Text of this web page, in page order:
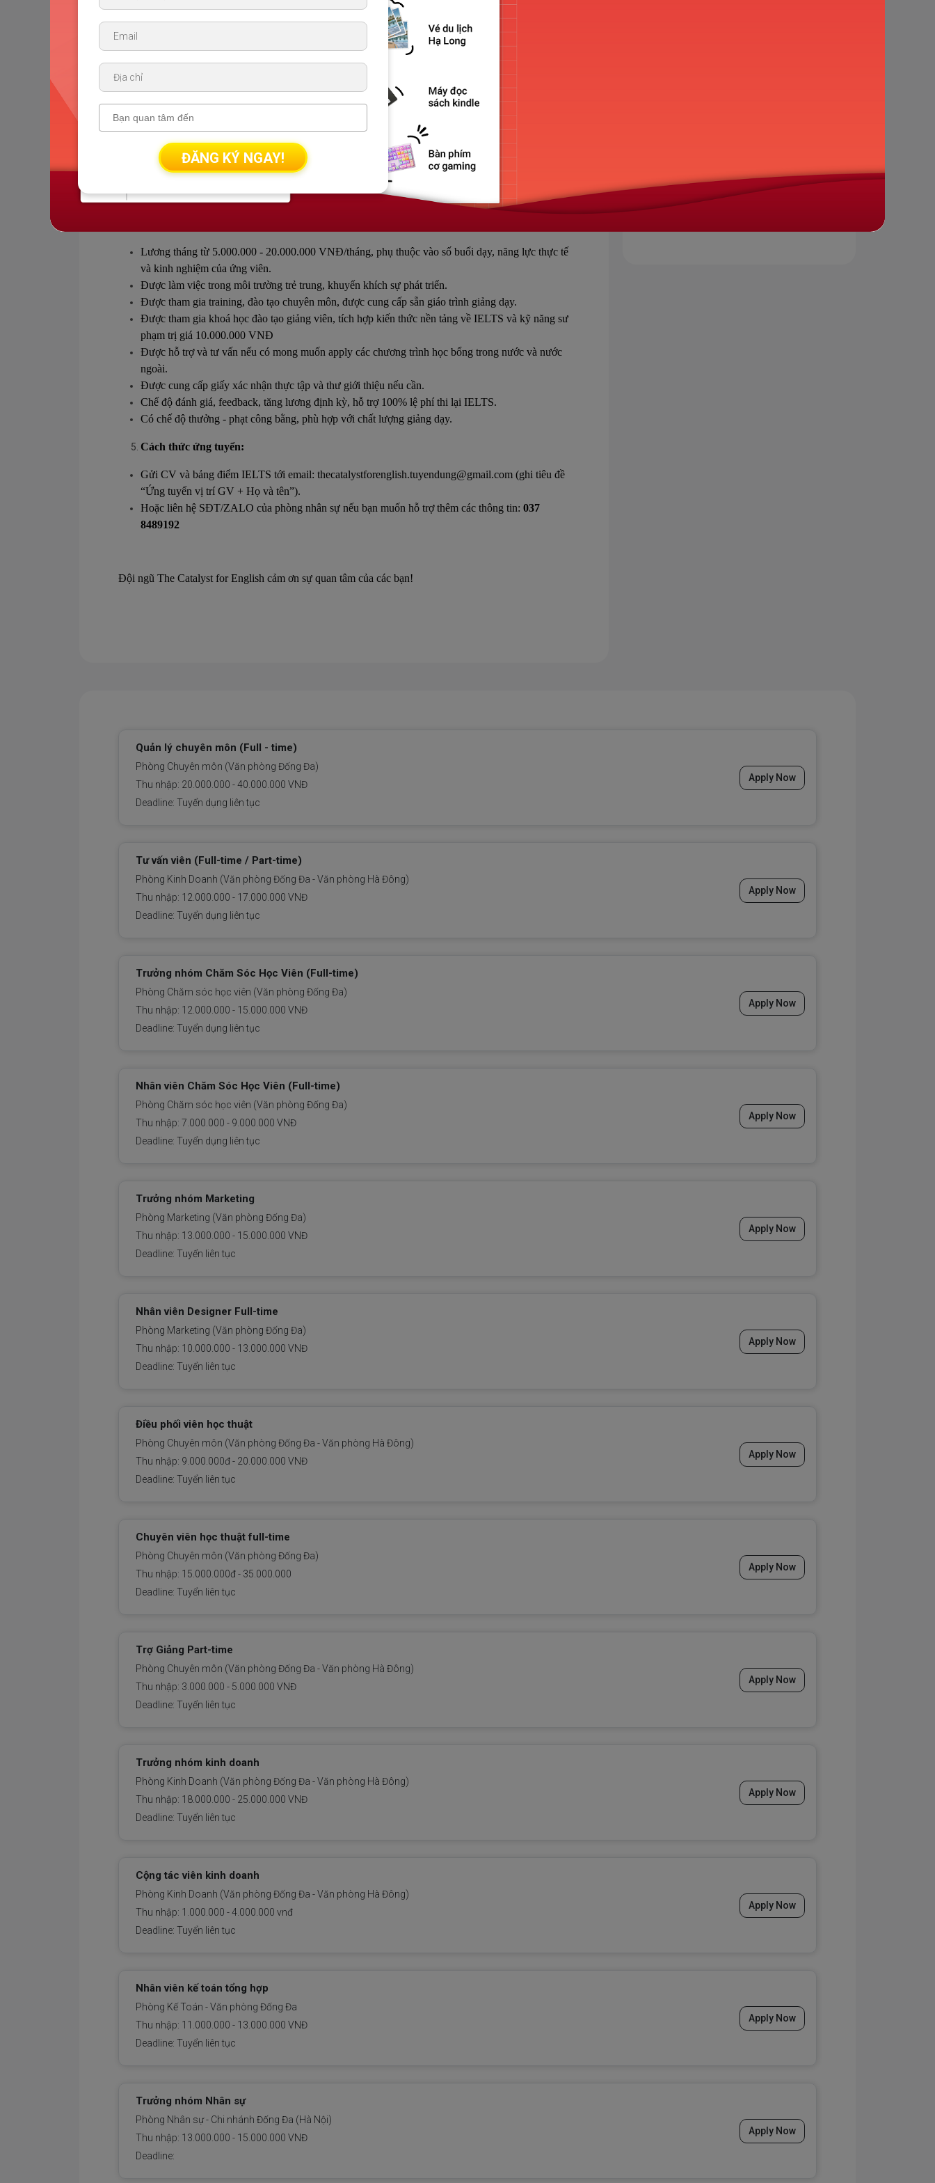
Tham gia giảng dạy các dòng lớp online/ offline tối thiểu 3 buổi/tuần.
Trực phòng tự học online và giải đáp các thắc mắc, khó khăn và chữa bài cho học viên, lịch linh
Tham gia các hoạt động phát triển chuyên môn khác: họp chuyên môn, training chuyên môn,
chấm bài cho học viên, xây dựng tài liệu …
Yêu cầu:
Có đam mê giảng dạy, có tinh thần cầu tiến và tính trách nhiệm. Có kinh nghiệm giảng dạy là 1
lợi thế, không có kinh nghiệm có thể được đào tạo.
Có bằngIELTS overall >= 8.0và đã có kinh nghiệm giảng dạy. Không kỹ năng nào dưới 6.5.
Cam kết gắn bó ít nhất 1 năm
Lương tháng từ 5.000.000 - 20.000.000 VNĐ/tháng, phụ thuộc vào số buổi dạy, năng lực thực tế
và kinh nghiệm của ứng viên.
Được làm việc trong môi trường trẻ trung, khuyến khích sự phát triển.
Được tham gia training, đào tạo chuyên môn, được cung cấp sẵn giáo trình giảng dạy.
Được tham gia khoá học đào tạo giảng viên, tích hợp kiến thức nền tảng về IELTS và kỹ năng sư
phạm trị giá 10.000.000 VNĐ
Được hỗ trợ và tư vấn nếu có mong muốn apply các chương trình học bổng trong nước và nước
ngoài.
Được cung cấp giấy xác nhận thực tập và thư giới thiệu nếu cần.
Chế độ đánh giá, feedback, tăng lương định kỳ, hỗ trợ 100% lệ phí thi lại IELTS.
Có chế độ thưởng - phạt công bằng, phù hợp với chất lượng giảng dạy.
Cách thức ứng tuyển:
Gửi CV và bảng điểm IELTS tới email: thecatalystforenglish.tuyendung@gmail.com (ghi tiêu đề
“Ứng tuyển vị trí GV + Họ và tên”).
Hoặc liên hệ SĐT/ZALO của phòng nhân sự nếu bạn muốn hỗ trợ thêm các thông tin: 037
8489192
Đội ngũ The Catalyst for English cảm ơn sự quan tâm của các bạn!
Tư vấn nhanh (8h00 - 19h00)
TCE Helper
Quản lý chuyên môn (Full - time)
Phòng Chuyên môn (Văn phòng Đống Đa)
Thu nhập: 20.000.000 - 40.000.000 VNĐ
Deadline: Tuyển dụng liên tục
Apply Now
Tư vấn viên (Full-time / Part-time)
Phòng Kinh Doanh (Văn phòng Đống Đa - Văn phòng Hà Đông)
Thu nhập: 12.000.000 - 17.000.000 VNĐ
Deadline: Tuyển dụng liên tục
Apply Now
Trưởng nhóm Chăm Sóc Học Viên (Full-time)
Phòng Chăm sóc học viên (Văn phòng Đống Đa)
Thu nhập: 12.000.000 - 15.000.000 VNĐ
Deadline: Tuyển dụng liên tục
Apply Now
Nhân viên Chăm Sóc Học Viên (Full-time)
Phòng Chăm sóc học viên (Văn phòng Đống Đa)
Thu nhập: 7.000.000 - 9.000.000 VNĐ
Deadline: Tuyển dụng liên tục
Apply Now
Trưởng nhóm Marketing
Phòng Marketing (Văn phòng Đống Đa)
Thu nhập: 13.000.000 - 15.000.000 VNĐ
Deadline: Tuyển liên tục
Apply Now
Nhân viên Designer Full-time
Phòng Marketing (Văn phòng Đống Đa)
Thu nhập: 10.000.000 - 13.000.000 VNĐ
Deadline: Tuyển liên tục
Apply Now
Điều phối viên học thuật
Phòng Chuyên môn (Văn phòng Đống Đa - Văn phòng Hà Đông)
Thu nhập: 9.000.000đ - 20.000.000 VNĐ
Deadline: Tuyển liên tục
Apply Now
Chuyên viên học thuật full-time
Phòng Chuyên môn (Văn phòng Đống Đa)
Thu nhập: 15.000.000đ - 35.000.000
Deadline: Tuyển liên tục
Apply Now
Trợ Giảng Part-time
Phòng Chuyên môn (Văn phòng Đống Đa - Văn phòng Hà Đông)
Thu nhập: 3.000.000 - 5.000.000 VNĐ
Deadline: Tuyển liên tục
Apply Now
Trưởng nhóm kinh doanh
Phòng Kinh Doanh (Văn phòng Đống Đa - Văn phòng Hà Đông)
Thu nhập: 18.000.000 - 25.000.000 VNĐ
Deadline: Tuyển liên tục
Apply Now
Cộng tác viên kinh doanh
Phòng Kinh Doanh (Văn phòng Đống Đa - Văn phòng Hà Đông)
Thu nhập: 1.000.000 - 4.000.000 vnđ
Deadline: Tuyển liên tục
Apply Now
Nhân viên kế toán tổng hợp
Phòng Kế Toán - Văn phòng Đống Đa
Thu nhập: 11.000.000 - 13.000.000 VNĐ
Deadline: Tuyển liên tục
Apply Now
Trưởng nhóm Nhân sự
Phòng Nhân sự - Chi nhánh Đống Đa (Hà Nội)
Thu nhập: 13.000.000 - 15.000.000 VNĐ
Deadline:
Apply Now
ĐĂNG KÝ NGAY!